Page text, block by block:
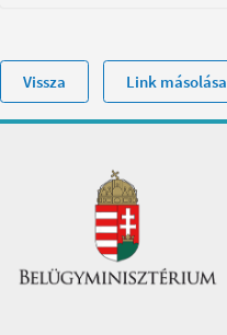
Vissza Link másolása